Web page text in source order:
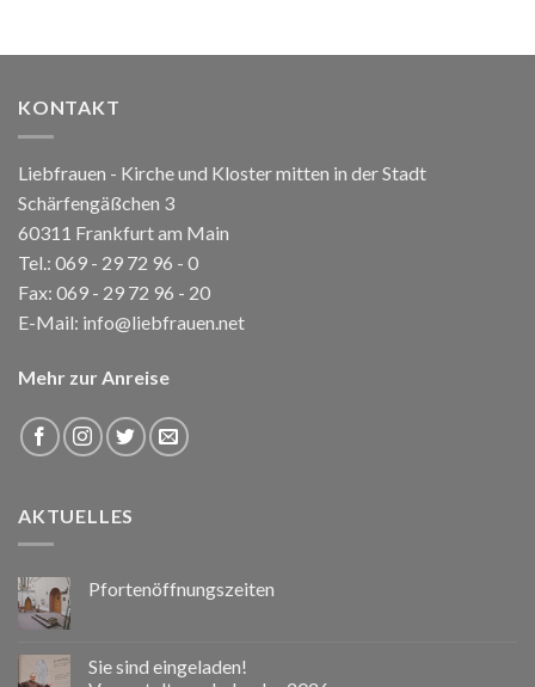
KONTAKT
Liebfrauen - Kirche und Kloster mitten in der Stadt
Schärfengäßchen 3
60311 Frankfurt am Main
Tel.: 069 - 29 72 96 - 0
Fax: 069 - 29 72 96 - 20
E-Mail: info@liebfrauen.net
Mehr zur Anreise
AKTUELLES
Pfortenöffnungszeiten
Sie sind eingeladen!